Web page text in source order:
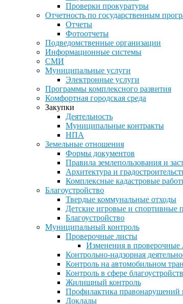
Проверки прокуратуры
Отчетность по государственным
Отчеты
Фотоотчеты
Подведомственные организации
Информационные системы
СМИ
Муниципальные услуги
Электронные услуги
Программы комплексного развития
Комфортная городская среда
Закупки
Деятельность
Муниципальные контракты
НПА
Земельные отношения
Формы документов
Правила землепользования и
Архитектура и
Комплексные кадастровые
Благоустройство
Твердые коммунальные отходы
Детские игровые и спортивные
Благоустройство
Муниципальный контроль
Проверочные листы
Изменения в проверочные
Контрольно-надзорная
Контроль на автомобильном
Контроль в сфере
Жилищный контроль
Профилактика
Доклады